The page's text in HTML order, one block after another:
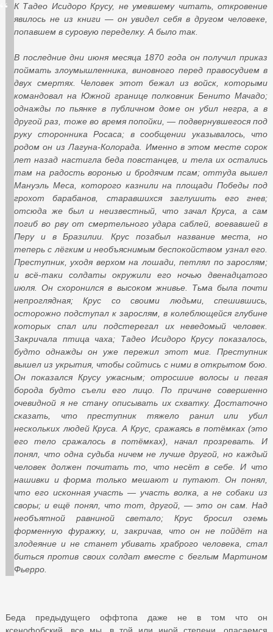
К Тадео Исидоро Крусу, не умевшему читать, откровение
явилось не из книги — он увидел себя в другом человеке,
попавшем в суровую переделку. А было так.
В последние дни июня месяца 1870 года он получил приказ
поймать злоумышленника, виновного перед правосудием в
двух смертях. Человек этот бежал из войск, которыми
командовал на Южной границе полковник Бенито Мачадо;
однажды по пьянке в публичном доме он убил негра, а в
другой раз, тоже во время попойки, — подвернувшегося под
руку сторонника Росаса; в сообщении указывалось, что
родом он из Лагуна-Колорада. Именно в этом месте сорок
лет назад настигла беда повстанцев, и тела их остались
там на радость воронью и бродячим псам; оттуда вышел
Мануэль Меса, которого казнили на площади Победы под
грохот барабанов, старавшихся заглушить его гнев;
отсюда же был и неизвестный, что зачал Круса, а сам
погиб во рву от смертельного удара саблей, воевавшей в
Перу и в Бразилии. Крус позабыл название места, но
теперь с лёгким и необъяснимым беспокойством узнал его.
Преступник, уходя верхом на лошади, петлял по зарослям;
и всё-таки солдаты окружили его ночью двенадцатого
июля. Он схоронился в высоком жнивье. Тьма была почти
непроглядная; Крус со своими людьми, спешившись,
осторожно подступал к зарослям, в колеблющейся глубине
которых спал или подстерегал их неведомый человек.
Закричала птица чаха; Тадео Исидоро Крусу показалось,
будто однажды он уже пережил этот миг. Преступник
вышел из укрытия, чтобы сойтись с ними в открытом бою.
Он показался Крусу ужасным; отросшие волосы и пегая
борода будто съели его лицо. По причине совершенно
очевидной я не стану описывать их схватку. Достаточно
сказать, что преступник тяжело ранил или убил
нескольких людей Круса. А Крус, сражаясь в потёмках (это
его тело сражалось в потёмках), начал прозревать. И
понял, что одна судьба ничем не лучше другой, но каждый
человек должен почитать то, что несёт в себе. И что
нашивки и форма только мешают и путают. Он понял,
что его исконная участь — участь волка, а не собаки из
своры; и ещё понял, что тот, другой, — это он сам. Над
необъятной равниной светало; Крус бросил оземь
форменную фуражку, и, закричав, что он не пойдёт на
злодеяние и не станет убивать храброго человека, стал
биться против своих солдат вместе с беглым Мартином
Фьерро.
Беда предыдущего оффтопа даже не в том что он